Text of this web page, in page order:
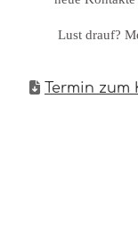
Lust drauf?
Termin zum